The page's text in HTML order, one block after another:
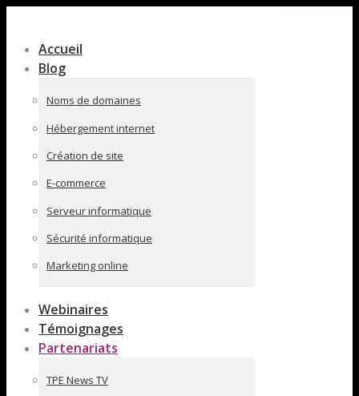
pleine
largeur
Accueil
Blog
Noms de domaines
Hébergement internet
Création de site
E-commerce
Serveur informatique
Sécurité informatique
Marketing online
Webinaires
Témoignages
Partenariats
TPE News TV